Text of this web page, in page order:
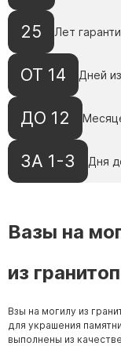
25 Лет
ОТ 14 Дней
ДО 12
ЗА 1-3 Дня
Вазы на
из
Взы на могилу из
для украшения
выполнены из